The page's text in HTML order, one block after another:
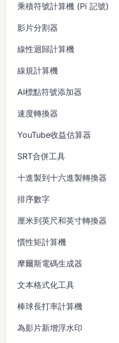
乘積符號計算機 (Pi 記號)
影片分割器
線性迴歸計算機
線規計算機
AI標點符號添加器
速度轉換器
YouTube收益估算器
SRT合併工具
十進製到十六進製轉換器
排序數字
厘米到英尺和英寸轉換器
慣性矩計算機
摩爾斯電碼生成器
文本格式化工具
棒球長打率計算機
為影片新增浮水印